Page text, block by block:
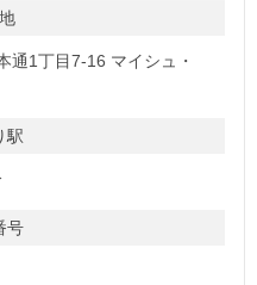
1丁目7-16 マイシュ・
駅
号